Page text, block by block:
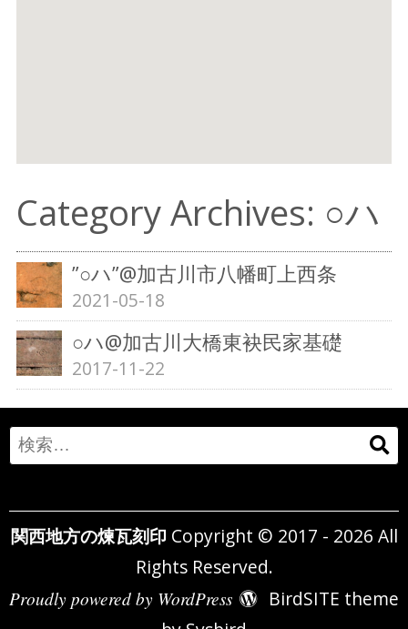
Category Archives: ○ハ
”○ハ”@加古川市八幡町上西条
2021-05-18
○ハ@加古川大橋東袂民家基礎
2017-11-22
Search
for:
関西地方の煉瓦刻印 Copyright © 2017 - 2026 All
Rights Reserved.
Proudly powered by WordPress
BirdSITE theme